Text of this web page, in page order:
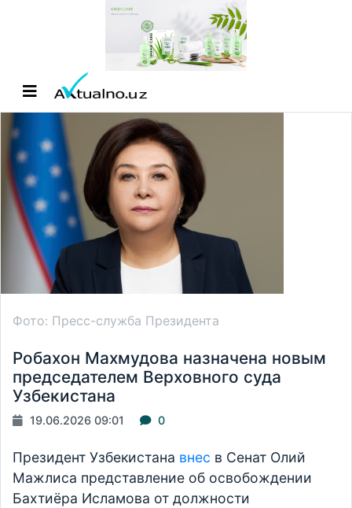
Фото: Пресс-служба Президента
Робахон Махмудова назначена новым
председателем Верховного суда
Узбекистана
19.06.2026 09:01 0
Президент Узбекистана внес в Сенат Олий
Мажлиса представление об освобождении
Бахтиёра Исламова от должности